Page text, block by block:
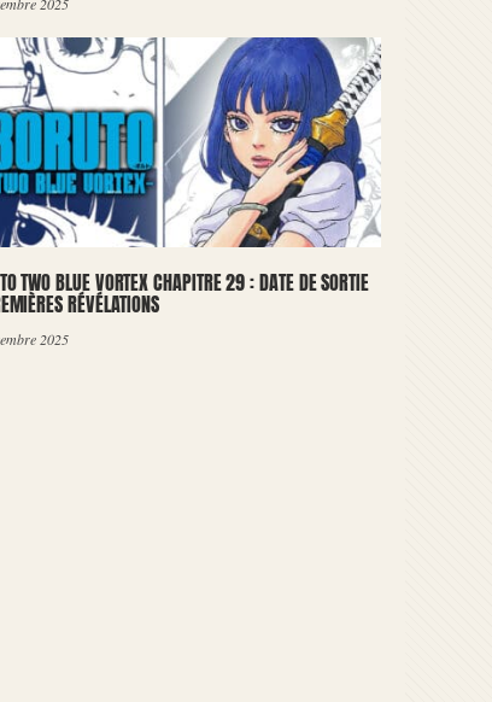
TWO BLUE VORTEX CHAPITRE 29 : DATE DE SORTIE
RÉVÉLATIONS
2025